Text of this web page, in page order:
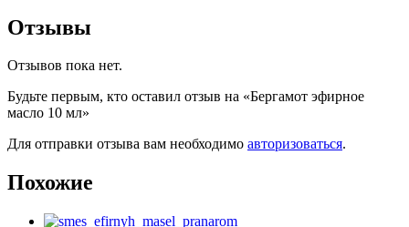
Отзывы
Отзывов пока нет.
Будьте первым, кто оставил отзыв на «Бергамот эфирное
масло 10 мл»
Для отправки отзыва вам необходимо авторизоваться.
Похожие